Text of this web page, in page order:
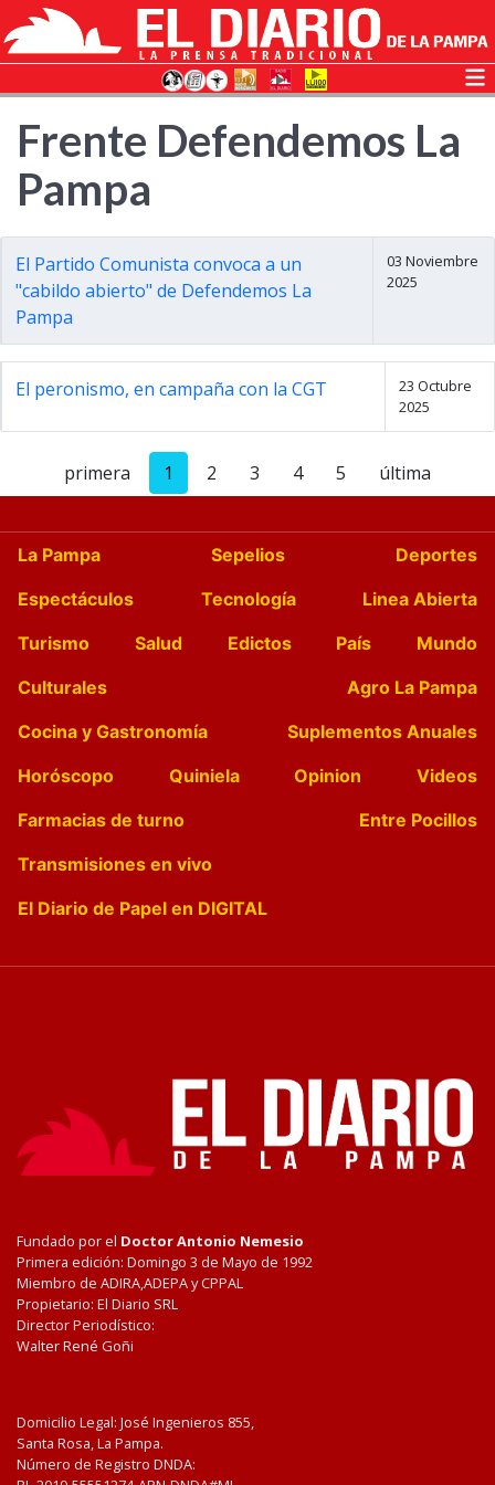
Frente Defendemos La
Pampa
El Partido Comunista convoca a un
"cabildo abierto" de Defendemos La
Pampa
03 Noviembre
2025
El peronismo, en campaña con la CGT
23 Octubre
2025
primera 1 2 3 4 5 última
La Pampa Sepelios
Deportes
Espectáculos
Tecnología
Linea Abierta
Turismo
Salud Edictos País
Mundo
Culturales
Agro La Pampa
Cocina y Gastronomía
Suplementos Anuales
Horóscopo
Quiniela Opinion
Videos
Farmacias de turno
Entre Pocillos
Transmisiones en vivo
El Diario de Papel en DIGITAL
Fundado por el Doctor Antonio Nemesio
Primera edición: Domingo 3 de Mayo de 1992
Miembro de ADIRA,ADEPA y CPPAL
Propietario: El Diario SRL
Director Periodístico:
Walter René Goñi
Domicilio Legal: José Ingenieros 855,
Santa Rosa, La Pampa.
Número de Registro DNDA: